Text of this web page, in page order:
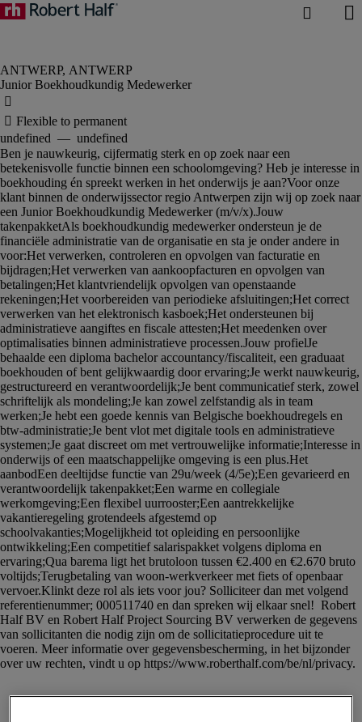
Junior Boekhoudkundig Medewerker